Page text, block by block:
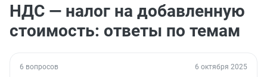
НДС — налог на добавленную
стоимость: ответы по темам
6 вопросов 6 октября 2025